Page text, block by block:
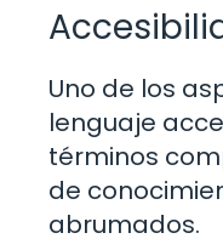
Uno de los
lenguaje
términos
de
abrumados.